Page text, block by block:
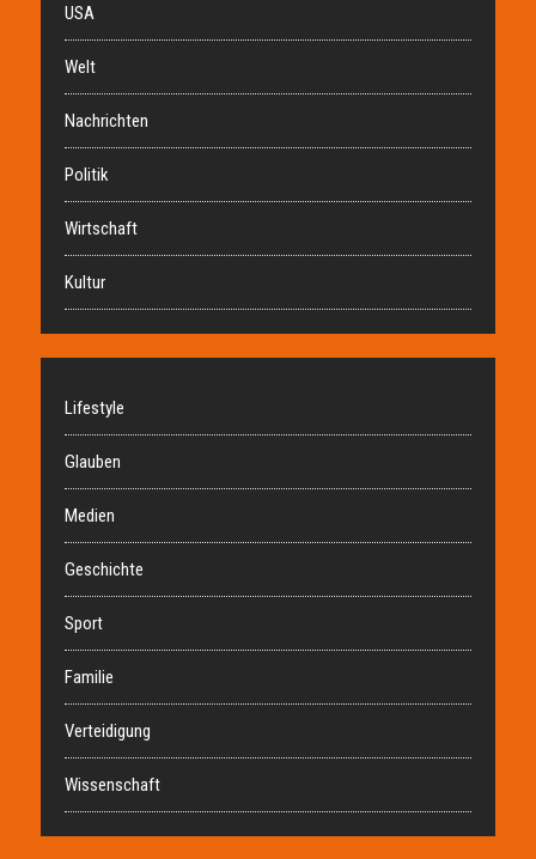
USA
Welt
Nachrichten
Politik
Wirtschaft
Kultur
Lifestyle
Glauben
Medien
Geschichte
Sport
Familie
Verteidigung
Wissenschaft